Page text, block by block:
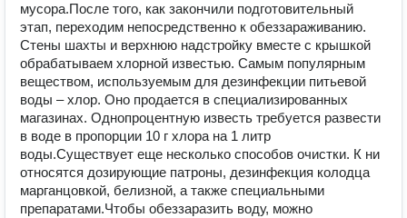
мусора.После того, как закончили подготовительный
этап, переходим непосредственно к обеззараживанию.
Стены шахты и верхнюю надстройку вместе с крышкой
обрабатываем хлорной известью. Самым популярным
веществом, используемым для дезинфекции питьевой
воды – хлор. Оно продается в специализированных
магазинах. Однопроцентную известь требуется развести
в воде в пропорции 10 г хлора на 1 литр
воды.Существует еще несколько способов очистки. К ни
относятся дозирующие патроны, дезинфекция колодца
марганцовкой, белизной, а также специальными
препаратами.Чтобы обеззаразить воду, можно